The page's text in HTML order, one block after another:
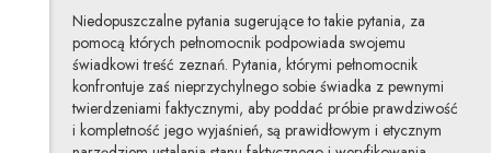
Niedopuszczalne pytania sugerujące to takie pytania, za
pomocą których pełnomocnik podpowiada swojemu
świadkowi treść zeznań. Pytania, którymi pełnomocnik
konfrontuje zaś nieprzychylnego sobie świadka z pewnymi
twierdzeniami faktycznymi, aby poddać próbie prawdziwość
i kompletność jego wyjaśnień, są prawidłowym i etycznym